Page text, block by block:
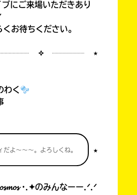
だよ～～～。よろしくね。
にご来場いただきあり
お待ちください。
✧ ┈┈┈┈ ⋆
わく
✧ ┈┈┈┈ ⋆
·.✦のみんなーー.ᐟ.ᐟ